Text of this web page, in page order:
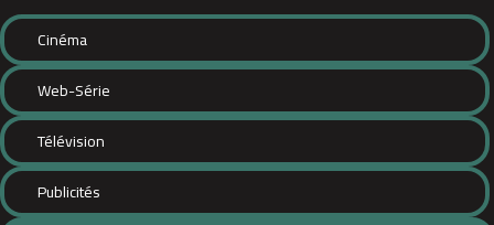
Cinéma
Web-Série
Télévision
Publicités